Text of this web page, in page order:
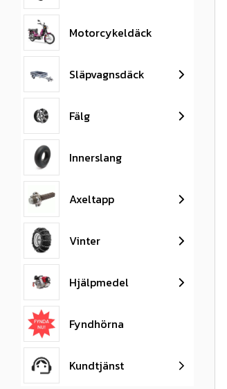
Motorcykeldäck
Släpvagnsdäck
Fälg
Innerslang
Axeltapp
Vinter
Hjälpmedel
Fyndhörna
Kundtjänst